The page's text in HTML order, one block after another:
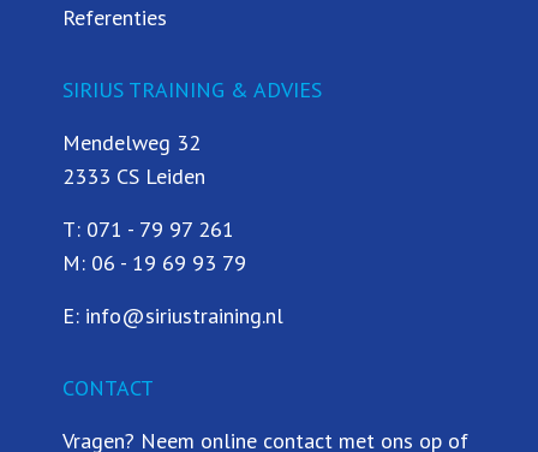
Referenties
SIRIUS TRAINING & ADVIES
Mendelweg 32
2333 CS Leiden
T: 071 - 79 97 261
M: 06 - 19 69 93 79
E: info@siriustraining.nl
CONTACT
Vragen? Neem online contact met ons op of